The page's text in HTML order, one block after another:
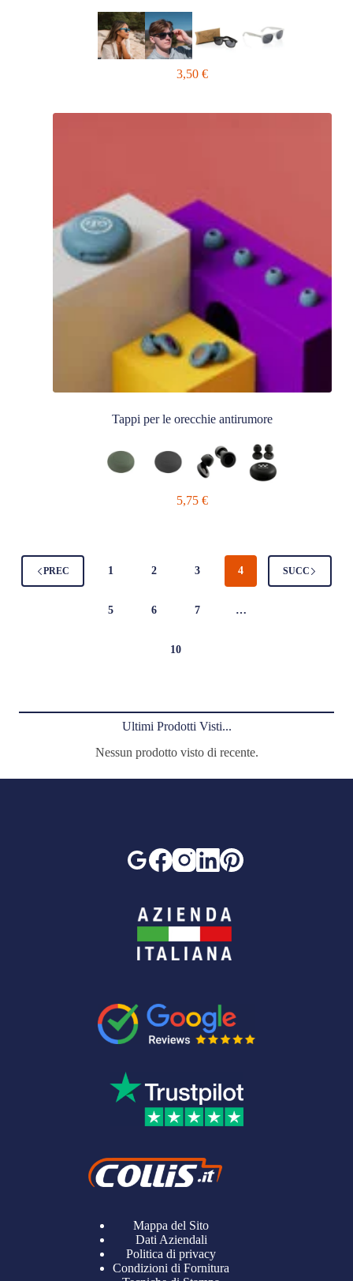
3,50 €
Tappi per le orecchie antirumore
5,75 €
PREC 1 2 3 4
5 6 7 …
10
SUCC
Ultimi Prodotti Visti...
Nessun prodotto visto di recente.
Mappa del Sito
Dati Aziendali
Politica di privacy
Condizioni di Fornitura